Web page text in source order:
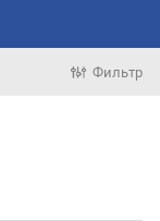
Фильтр